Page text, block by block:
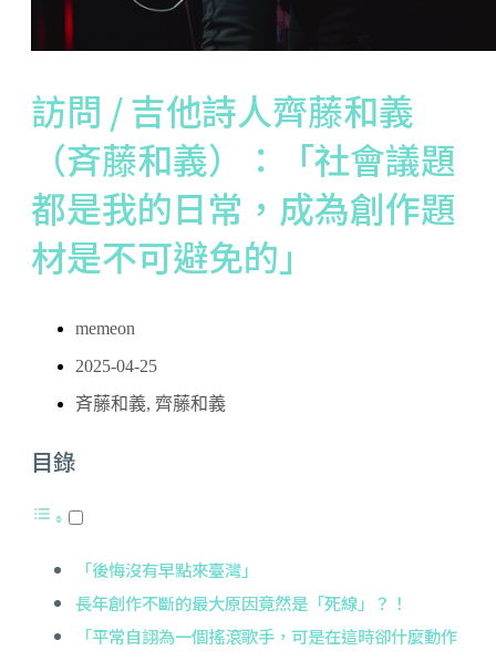
訪問 / 吉他詩人齊藤和義
（斉藤和義）：「社會議題
都是我的日常，成為創作題
材是不可避免的」
memeon
2025-04-25
斉藤和義, 齊藤和義
目錄
「後悔沒有早點來臺灣」
長年創作不斷的最大原因竟然是「死線」？！
「平常自詡為一個搖滾歌手，可是在這時卻什麼動作